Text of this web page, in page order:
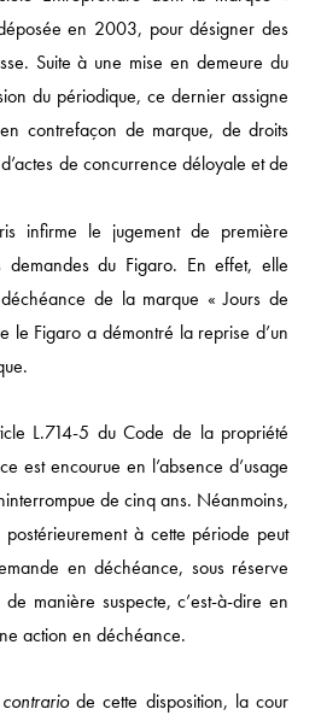
en 2003, pour désigner des
Suite à une mise en demeure du
du périodique, ce dernier assigne
contrefaçon de marque, de droits
de concurrence déloyale et de
infirme le jugement de première
demandes du Figaro. En effet, elle
de la marque « Jours de
le Figaro a démontré la reprise d’un
L.714-5 du Code de la propriété
est encourue en l’absence d’usage
de cinq ans. Néanmoins,
à cette période peut
en déchéance, sous réserve
de manière suspecte, c’est-à-dire en
action en déchéance.
de cette disposition, la cour